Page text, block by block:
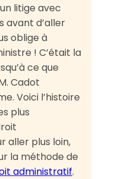
litige avec
avant d’aller
oblige à
! C’était la
ce que
Cadot
Voici l’histoire
plus
aller plus loin,
la méthode de
administratif.